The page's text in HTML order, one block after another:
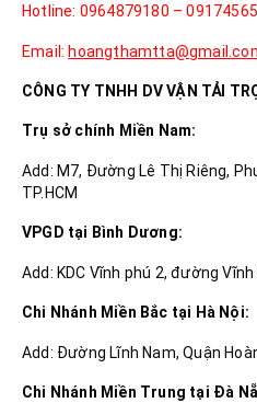
Hotline: 0964879180 –
Email:
CÔNG TY TNHH DV VẬN TẢI
Trụ sở chính Miền Nam:
Add: M7, Đường Lê Thị Riêng,
TP.HCM
VPGD tại Bình Dương:
Add: KDC Vĩnh phú 2, đường
Chi Nhánh Miền Bắc tại Hà Nội:
Add: Đường Lĩnh Nam, Quận
Chi Nhánh Miền Trung tại Đà